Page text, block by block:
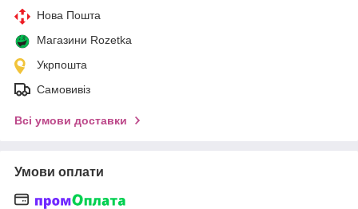
Нова Пошта
Магазини Rozetka
Укрпошта
Самовивіз
Всі умови доставки
Умови оплати